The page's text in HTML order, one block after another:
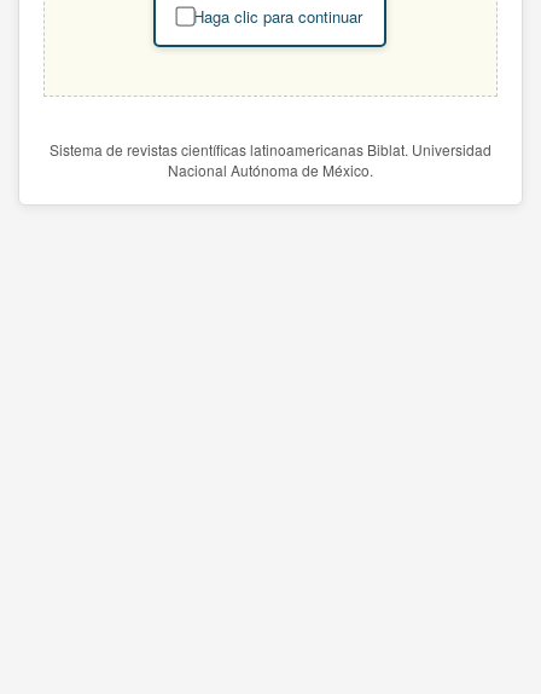
Haga clic para continuar
Sistema de revistas científicas latinoamericanas Biblat. Universidad
Nacional Autónoma de México.